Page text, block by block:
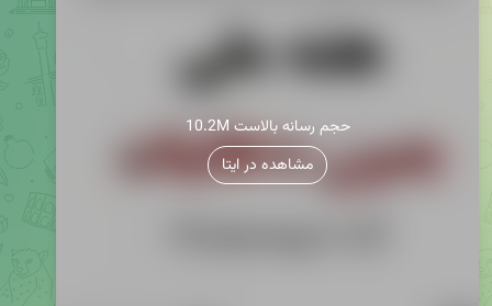
10.2M حجم رسانه بالاست
مشاهده در ایتا